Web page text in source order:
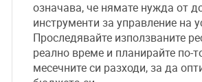
означава, че нямате нужда от
инструменти за управление на
Проследявайте използваните
реално време и планирайте по-
месечните си разходи, за да